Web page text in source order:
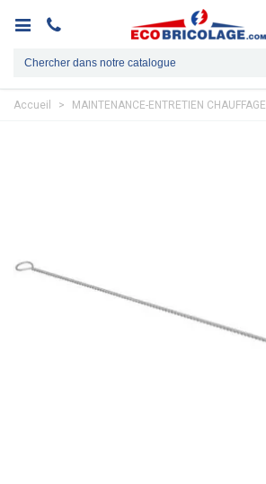
Accueil > MAINTENANCE-ENTRETIEN CHAUFFAGE